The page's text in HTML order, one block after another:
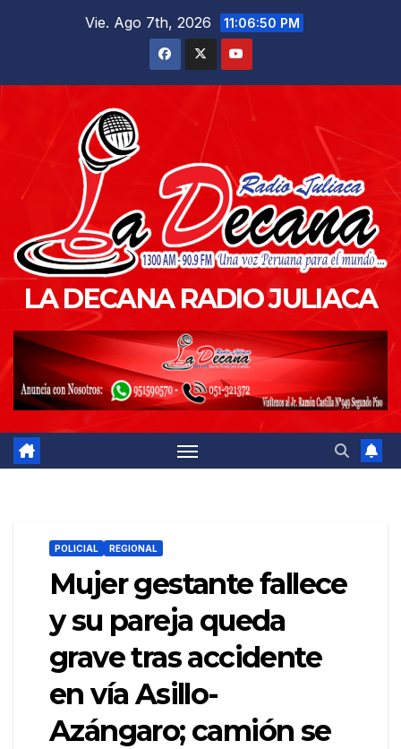
Vie. Ago 7th, 2026 11:06:51 PM
LA DECANA RADIO JULIACA
POLICIAL REGIONAL
Mujer gestante fallece
y su pareja queda
grave tras accidente
en vía Asillo-
Azángaro; camión se